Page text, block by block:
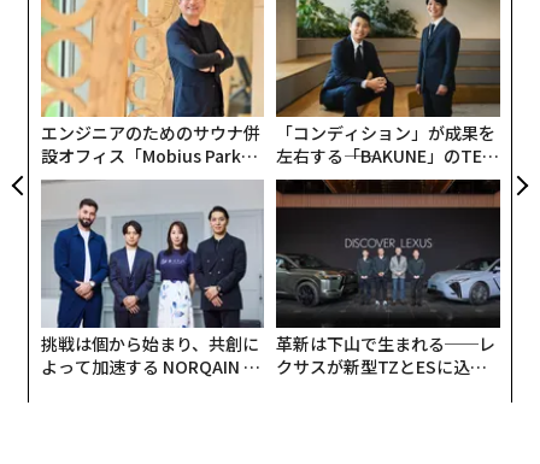
ウィットのこの発言は、ビットコインや暗号資産の市場
関係者の間で大いに歓迎されている。
以前トランプ陣営のビットコイン顧問を務め、現在はビ
ットコイン・トレジャリー企業のナカモトでCEOを務め
るデービッド・ベイリーは、「身構えろ」とXに 投稿し
た。また、ある暗号資産関連のアカウントも、この発表
のニュースを「途方もなく大きい」ものであると評して
いる。
4月、ウィットはラスベガスで開催されたカンファレン
ス『Bitcoin 2026』のパネルディスカッションでこの発
表を予告していた。彼は壇上で、トランプの大統領令に
は「法制化による裏付けが必要だ」としつつも、米政府
か
エンジニアのためのサウナ併
設オフィス「Mobius Park」
がオープン──タマディック
が健康経営を徹底する理由
「コンディション」が成果を
左右する――「BAKUNE」のTEN
TIALが支える「挑戦者の明
日」
挑戦は個から始まり、共創に
よって加速する NORQAIN JA
革新は下山で生まれる──レ
クサスが新型TZとESに込め